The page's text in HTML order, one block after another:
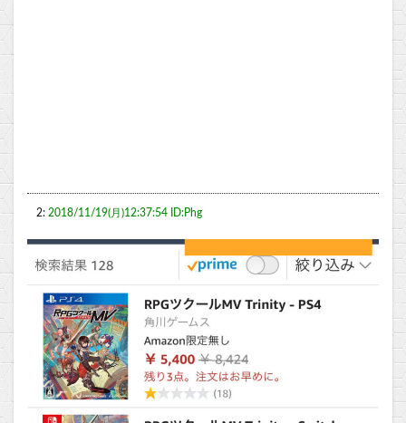
2: 2018/11/19(月)12:37:54 ID:Phg